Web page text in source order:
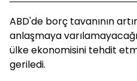
ABD'de borç tavanının
anlaşmaya
ülke ekonomisini tehdit
geriledi.